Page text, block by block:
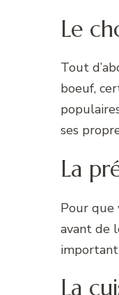
Le
Tout
boeuf,
ses
La
Pour que
avant de
La